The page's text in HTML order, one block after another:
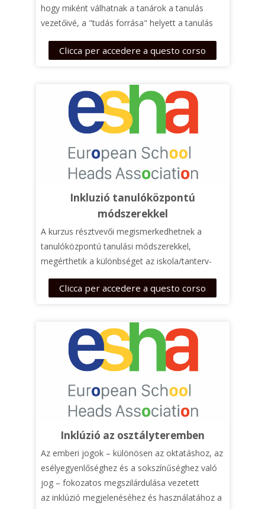
hogy miként válhatnak a tanárok a tanulás
vezetőivé, a "tudás forrása" helyett a tanulás
és tanulásvezetői stílusok mélyebb
módszertant alakíthatnak ki.
Clicca per accedere a questo corso
Inkluzió tanulóközpontú
módszerekkel
A kurzus résztvevői megismerkedhetnek a
tanulóközpontú tanulási módszerekkel,
megérthetik a különbséget az iskola/tanterv-
központú és atanulóközpontú módszerek
között, és felismerhetik, hogy ezek a
iskolarendszerekben is megvalósíthatók.
Clicca per accedere a questo corso
Inklúzió az osztályteremben
Az emberi jogok – különösen az oktatáshoz, az
esélyegyenlőséghez és a sokszínűséghez való
jog – fokozatos megszilárdulása vezetett
az inklúzió megjelenéséhez és használatához a